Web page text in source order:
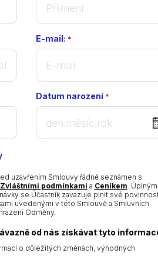
E-mail: *
Datum narození *
DD
dot
YYYY
uzavřením Smlouvy řádně seznámen s
Zvláštními podmínkami a Ceníkem .
se Účastník zavazuje plnit své
uvedenými v této Smlouvě a Smluvních
Odměny.
od nás získávat tyto
o důležitých změnách, výhodných